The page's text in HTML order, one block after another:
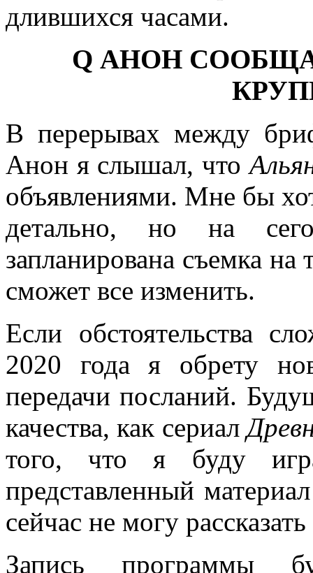
длившихся часами.
Q АНОН
В перерывах между
Анон я слышал, что
объявлениями. Мне бы
детально, но на
запланирована съемка на
сможет все изменить.
Если обстоятельства
2020 года я обрету
передачи посланий.
качества, как сериал
того, что я буду
представленный
сейчас не могу
Запись программы